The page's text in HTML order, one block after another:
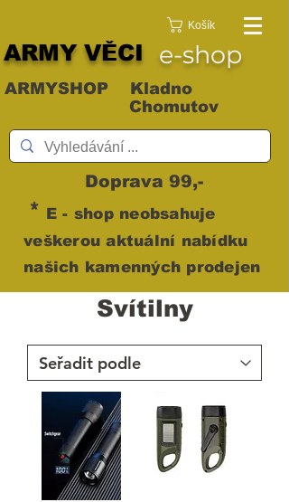
Košík
e-shop
ARMY VĚCI
ARMYSHOP Kladno
Chomutov
Doprava 99,-
* E - shop neobsahuje
veškerou aktuální nabídku
našich kamenných prodejen
Svítilny